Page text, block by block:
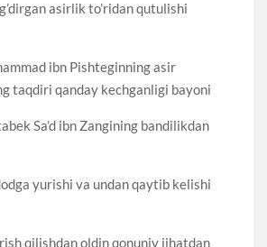
asirlik to’ridan qutulishi
ibn Pishteginning asir
taqdiri qanday kechganligi bayoni
Sa’d ibn Zangining bandilikdan
yurishi va undan qaytib kelishi
qilishdan oldin qonuniy jihatdan